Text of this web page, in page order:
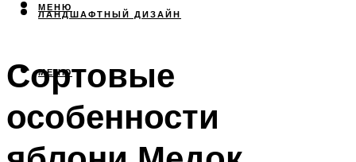
ЛАНДШАФТНЫЙ ДИЗАЙН
МЕНЮ
МЕНЮ
Сортовые
особенности